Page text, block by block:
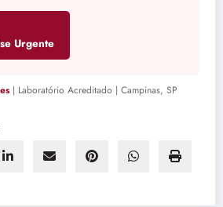
Urgente
| Laboratório Acreditado | Campinas, SP